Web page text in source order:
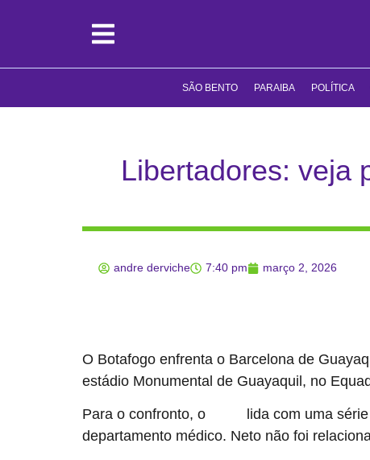
SÃO BENTO PARAIBA POLÍTICA
Libertadores: veja
andre derviche 7:40 pm março 2, 2026
O Botafogo enfrenta o Barcelona de
estádio Monumental de Guayaquil, no
Para o confronto, o
lida com uma
departamento médico. Neto não foi